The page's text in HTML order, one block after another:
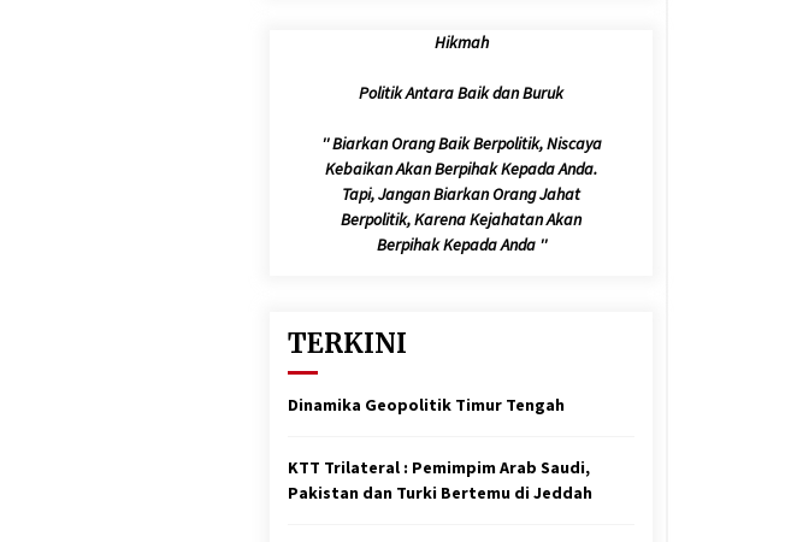
Hikmah
Politik Antara Baik dan Buruk
'' Biarkan Orang Baik Berpolitik, Niscaya
Kebaikan Akan Berpihak Kepada Anda.
Tapi, Jangan Biarkan Orang Jahat
Berpolitik, Karena Kejahatan Akan
Berpihak Kepada Anda ''
TERKINI
Dinamika Geopolitik Timur Tengah
KTT Trilateral : Pemimpim Arab Saudi,
Pakistan dan Turki Bertemu di Jeddah